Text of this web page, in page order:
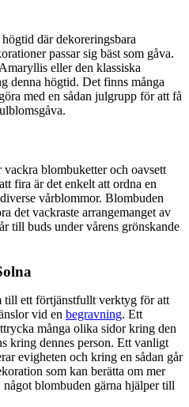
där dekoreringsbara
passar sig bäst som gåva.
eller den klassiska
Det finns många
med en sådan julgrupp för att få
blombuketter och oavsett
fira är det enkelt att ordna en
Blombuden
det vackraste arrangemanget av
till buds under vårens grönskande
till ett förtjänstfullt verktyg för att
vid en begravning. Ett
många olika sidor kring den
dennes person. Ett vanligt
evigheten och kring en sådan går
som kan berätta om mer
blombuden gärna hjälper till